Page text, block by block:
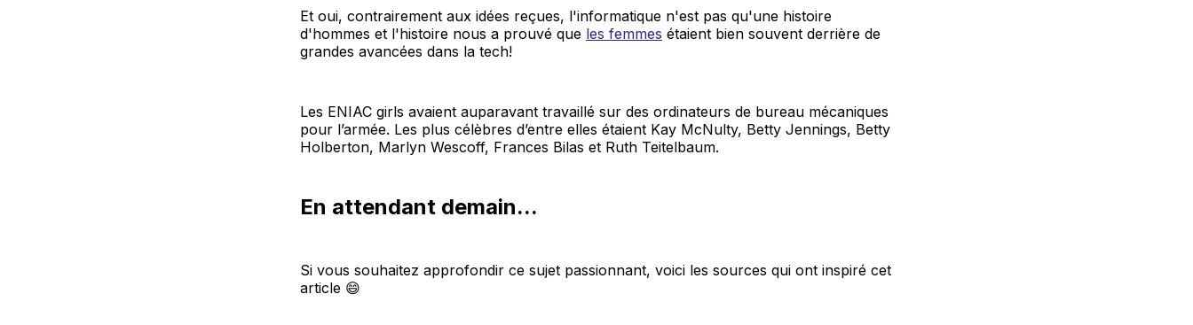
Et oui, contrairement aux idées reçues, l'informatique n'est pas qu'une histoire
d'hommes et l'histoire nous a prouvé que les femmes étaient bien souvent derrière de
grandes avancées dans la tech!
Les ENIAC girls avaient auparavant travaillé sur des ordinateurs de bureau mécaniques
pour l’armée. Les plus célèbres d’entre elles étaient Kay McNulty, Betty Jennings, Betty
Holberton, Marlyn Wescoff, Frances Bilas et Ruth Teitelbaum.
En attendant demain...
Si vous souhaitez approfondir ce sujet passionnant, voici les sources qui ont inspiré cet
article 😄